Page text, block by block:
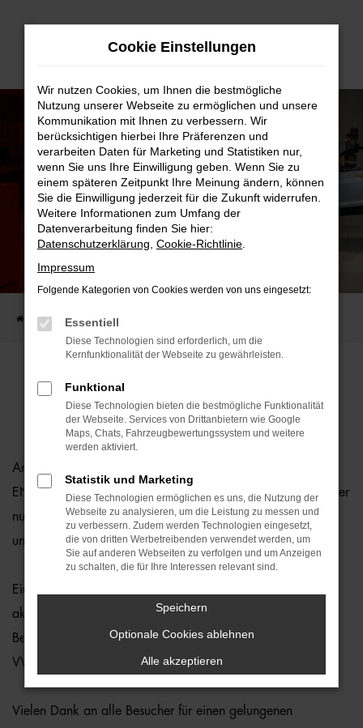
Zum
DIE VW ENERGY DAYS:
GEBALLTE ENERGIE BEI DER AUTO-FAMILIE!
Startseite AUTO-FAMILIE
Am 12. Juni standen in all unseren VW-Autohäusern die
ENERGY Sondermodelle im Mittelpunkt. Zahlreiche Besucher
nutzten die Gelegenheit, sich über die attraktiven Modelle
und exklusiven Angebote zu informieren.
Ein besonderes Highlight gab es in Vilsbiburg: Passend zur
aktuellen WM konnten Groß und Klein ihr Ballgefühl unter
Beweis stellen und beim Torschießen auf das zu verlosende
VW-Tor mitmachen.
Vielen Dank an alle Besucher für einen gelungenen
Cookie Einstellungen
Wir nutzen Cookies, um Ihnen die bestmögliche
Nutzung unserer Webseite zu ermöglichen und unsere
Kommunikation mit Ihnen zu verbessern. Wir
berücksichtigen hierbei Ihre Präferenzen und
verarbeiten Daten für Marketing und Statistiken nur,
wenn Sie uns Ihre Einwilligung geben. Wenn Sie zu
einem späteren Zeitpunkt Ihre Meinung ändern, können
Sie die Einwilligung jederzeit für die Zukunft widerrufen.
Weitere Informationen zum Umfang der
Datenverarbeitung finden Sie hier:
Datenschutzerklärung Cookie-Richtlinie
Impressum
Folgende Kategorien von Cookies werden von uns eingesetzt:
Essentiell
Diese Technologien sind erforderlich, um die
Kernfunktionalität der Webseite zu gewährleisten.
Funktional
Diese Technologien bieten die bestmögliche Funktionalität
der Webseite. Services von Drittanbietern wie Google
Maps, Chats, Fahrzeugbewertungssystem und weitere
werden aktiviert.
Statistik und Marketing
Diese Technologien ermöglichen es uns, die Nutzung der
Webseite zu analysieren, um die Leistung zu messen und
zu verbessern. Zudem werden Technologien eingesetzt,
die von dritten Werbetreibenden verwendet werden, um
Sie auf anderen Webseiten zu verfolgen und um Anzeigen
zu schalten, die für Ihre Interessen relevant sind.
Speichern
Optionale Cookies ablehnen
Alle akzeptieren